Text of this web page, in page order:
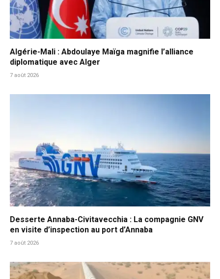
Algérie-Mali : Abdoulaye Maïga magnifie l’alliance
diplomatique avec Alger
7 août 2026
Desserte Annaba-Civitavecchia : La compagnie GNV
en visite d’inspection au port d’Annaba
7 août 2026